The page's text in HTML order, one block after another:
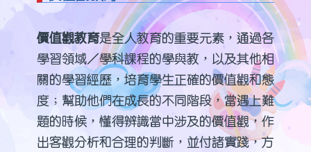
價值觀教育是全人教育的重要元素，通過各
學習領域／學科課程的學與教，以及其他相
關的學習經歷，培育學生正確的價值觀和態
度；幫助他們在成長的不同階段，當遇上難
題的時候，懂得辨識當中涉及的價值觀，作
出客觀分析和合理的判斷，並付諸實踐，方